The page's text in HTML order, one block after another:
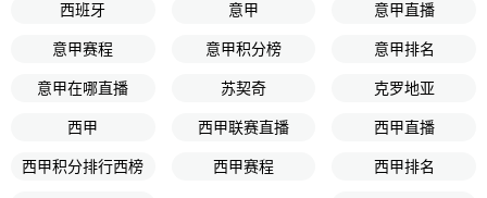
西班牙 意甲 意甲直播
意甲赛程 意甲积分榜 意甲排名
意甲在哪直播 苏契奇 克罗地亚
西甲 西甲联赛直播 西甲直播
西甲积分排行西榜 西甲赛程 西甲排名